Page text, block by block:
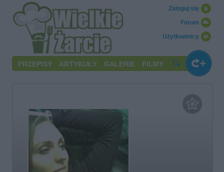
Użytkownicy
Forum
Zaloguj się
PRZEPISY ARTYKUŁY GALERIE FILMY